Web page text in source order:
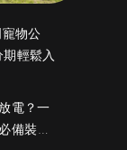
物公
輕鬆入
電？一
備裝